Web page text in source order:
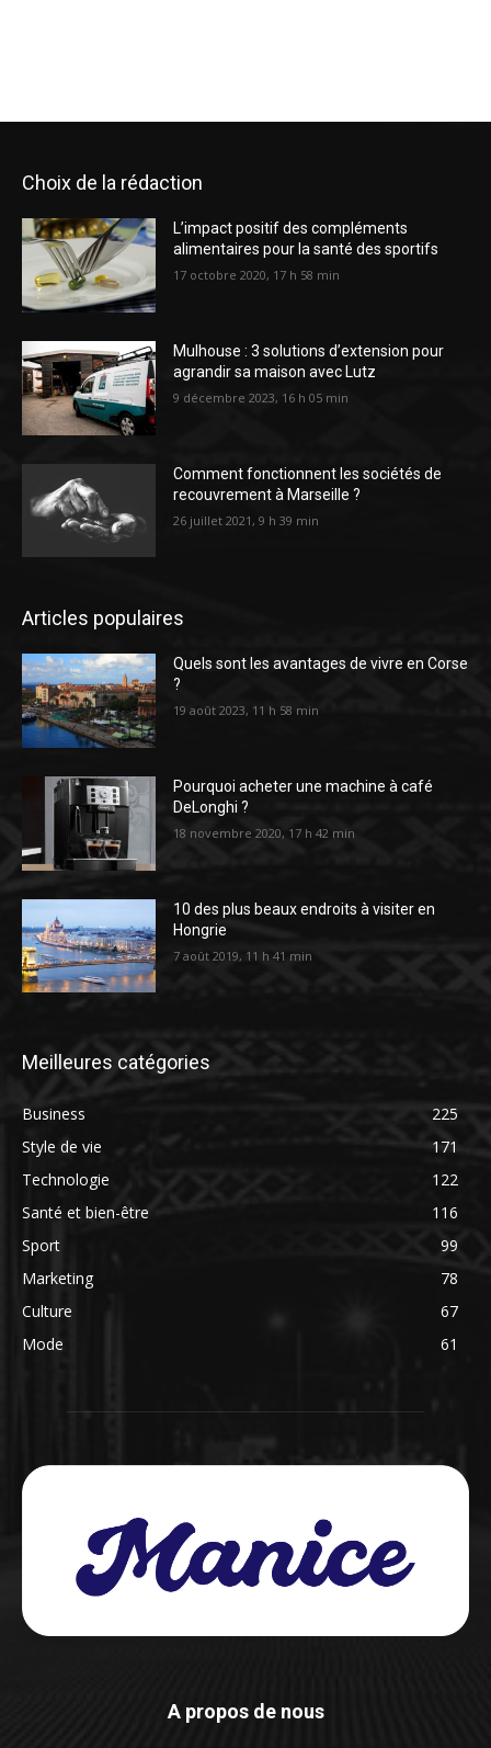
Choix de la rédaction
L’impact positif des compléments
alimentaires pour la santé des sportifs
17 octobre 2020, 17 h 58 min
Mulhouse : 3 solutions d’extension pour
agrandir sa maison avec Lutz
9 décembre 2023, 16 h 05 min
Comment fonctionnent les sociétés de
recouvrement à Marseille ?
26 juillet 2021, 9 h 39 min
Articles populaires
Quels sont les avantages de vivre en Corse
?
19 août 2023, 11 h 58 min
Pourquoi acheter une machine à café
DeLonghi ?
18 novembre 2020, 17 h 42 min
10 des plus beaux endroits à visiter en
Hongrie
7 août 2019, 11 h 41 min
Meilleures catégories
Business
225
Style de vie
171
Technologie
122
Santé et bien-être
116
Sport
99
Marketing
78
Culture
67
Mode
61
A propos de nous